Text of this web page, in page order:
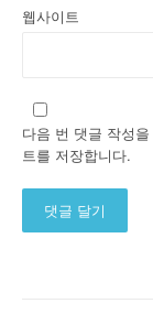
웹사이트
다음 번 댓글 작성
트를 저장합니다.